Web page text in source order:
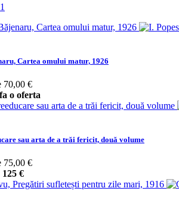
Cartea omului matur, 1926
70,00 €
o oferta
sau arta de a trăi fericit, două volume
75,00 €
125 €